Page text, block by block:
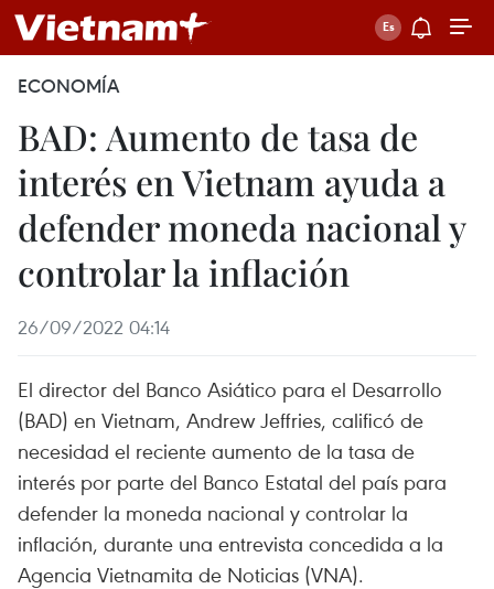
ECONOMÍA
BAD: Aumento de tasa de
interés en Vietnam ayuda a
defender moneda nacional y
controlar la inflación
26/09/2022 04:14
El director del Banco Asiático para el Desarrollo
(BAD) en Vietnam, Andrew Jeffries, calificó de
necesidad el reciente aumento de la tasa de
interés por parte del Banco Estatal del país para
defender la moneda nacional y controlar la
inflación, durante una entrevista concedida a la
Agencia Vietnamita de Noticias (VNA).